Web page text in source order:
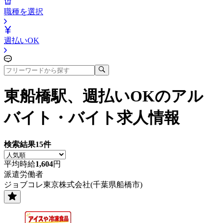
職種を選択
週払いOK
東船橋駅、週払いOKのアル
バイト・バイト求人情報
検索結果15件
平均時給1,604円
派遣労働者
ジョブコレ東京株式会社(千葉県船橋市)